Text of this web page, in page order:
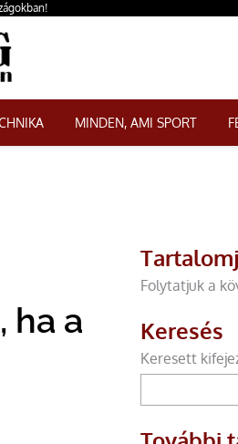
MINDEN, AMI SPORT
ha a
Folytatjuk a
Keresés
Keresett